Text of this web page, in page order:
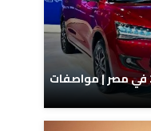
سوزوكي ديزاير 2025 في مصر | مواصفات